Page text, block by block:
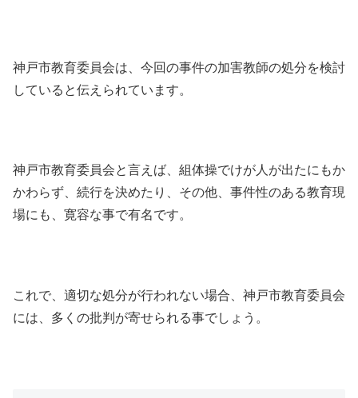
神戸市教育委員会は、今回の事件の加害教師の処分を検討
していると伝えられています。
神戸市教育委員会と言えば、組体操でけが人が出たにもか
かわらず、続行を決めたり、その他、事件性のある教育現
場にも、寛容な事で有名です。
これで、適切な処分が行われない場合、神戸市教育委員会
には、多くの批判が寄せられる事でしょう。